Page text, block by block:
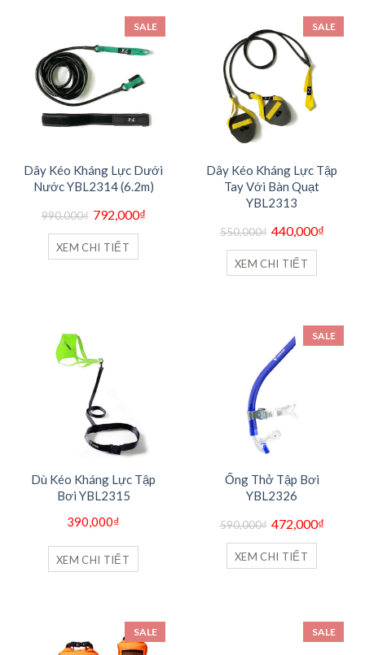
SALE
Dây Kéo Kháng Lực Dưới
Nước YBL2314 (6.2m)
990,000₫
Giá
gốc
là:
990,000₫.
792,000₫Giá
hiện
XEM CHI TIẾT
SALE
Dây Kéo Kháng Lực Tập
Tay Với Bàn Quạt
YBL2313
550,000₫
Giá
gốc
là:
550,000₫.
440,000₫Giá
hiện
XEM CHI TIẾT
Dù Kéo Kháng Lực Tập
Bơi YBL2315
390,000₫
XEM CHI TIẾT
SALE
Ống Thở Tập Bơi
YBL2326
590,000₫
Giá
gốc
là:
590,000₫.
472,000₫Giá
hiện
XEM CHI TIẾT
SALE SALE